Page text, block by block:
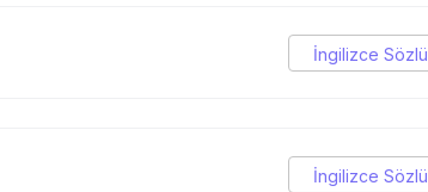
İngilizce
İngilizce